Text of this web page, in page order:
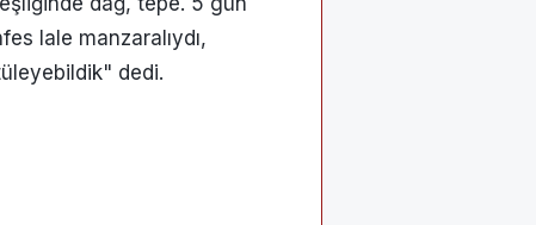
lale manzaralıydı,
dedi.